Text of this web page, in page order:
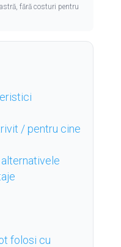
fără costuri pentru
/ pentru cine
folosi cu